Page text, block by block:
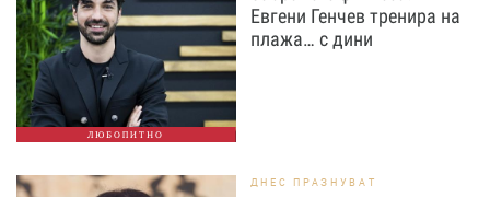
ЛЮБОПИТНО
Евгени Генчев тренира на
плажа… с дини
ДНЕС ПРАЗНУВАТ